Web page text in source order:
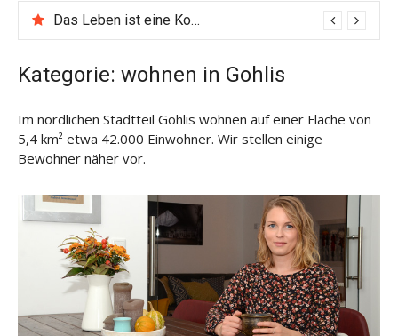
Das Leben ist eine Komposition
Kategorie: wohnen in Gohlis
Im nördlichen Stadtteil Gohlis wohnen auf einer Fläche von
5,4 km² etwa 42.000 Einwohner. Wir stellen einige
Bewohner näher vor.